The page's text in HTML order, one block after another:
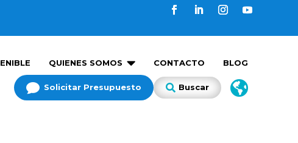

QUIENES SOMOS CONTACTO BLOG
 Solicitar Presupuesto  Buscar 